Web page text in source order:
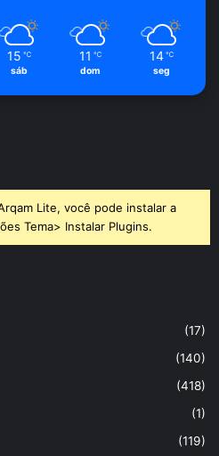
horta pimenta
15 ℃
sáb
11 ℃
dom
14 ℃
seg
Lite, você pode instalar a
Tema> Instalar Plugins.
(17)
(140)
(418)
(1)
(119)